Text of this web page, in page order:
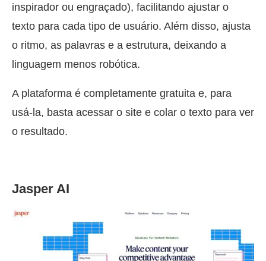
inspirador ou engraçado), facilitando ajustar o
texto para cada tipo de usuário. Além disso, ajusta
o ritmo, as palavras e a estrutura, deixando a
linguagem menos robótica.
A plataforma é completamente gratuita e, para
usá-la, basta acessar o site e colar o texto para ver
o resultado.
Jasper AI